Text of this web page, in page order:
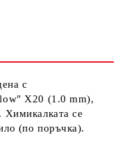
ден.
с
X20 (1.0 mm),
Химикалката се
(по поръчка).